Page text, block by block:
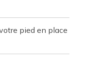
pied en place